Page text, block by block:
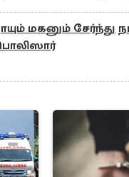
மகனும் சேர்ந்து